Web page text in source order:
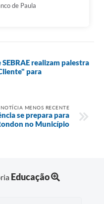
de Paula
realizam palestra
para
NOTÍCIA MENOS RECENTE
se prepara para
no Município
Educação